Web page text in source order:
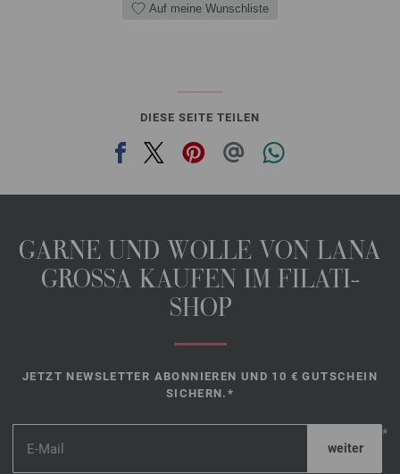
Auf meine Wunschliste
DIESE SEITE TEILEN
GARNE UND WOLLE VON LANA
GROSSA KAUFEN IM FILATI-
SHOP
JETZT NEWSLETTER ABONNIEREN UND 10 € GUTSCHEIN
SICHERN.*
*